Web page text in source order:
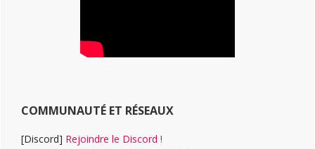
COMMUNAUTÉ ET RÉSEAUX
[Discord] Rejoindre le Discord !